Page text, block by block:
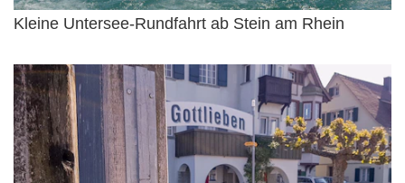
Kleine Untersee-Rundfahrt ab Stein am Rhein